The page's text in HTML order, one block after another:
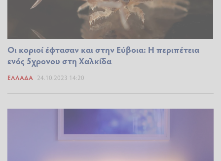
Οι κοριοί έφτασαν και στην Εύβοια: Η περιπέτεια
ενός 5χρονου στη Χαλκίδα
ΕΛΛΆΔΑ 24.10.2023 14:20